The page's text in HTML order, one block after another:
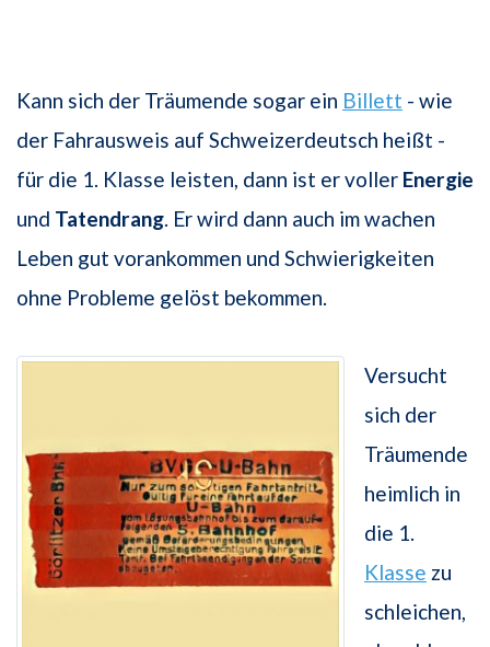
Kann sich der Träumende sogar ein Billett - wie
der Fahrausweis auf Schweizerdeutsch heißt -
für die 1. Klasse leisten, dann ist er voller Energie
und Tatendrang . Er wird dann auch im wachen
Leben gut vorankommen und Schwierigkeiten
ohne Probleme gelöst bekommen.
Versucht
sich der
Träumende
heimlich in
die 1.
Klasse zu
schleichen,